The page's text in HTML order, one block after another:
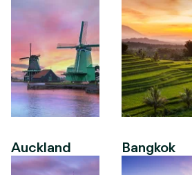
Auckland Bangkok